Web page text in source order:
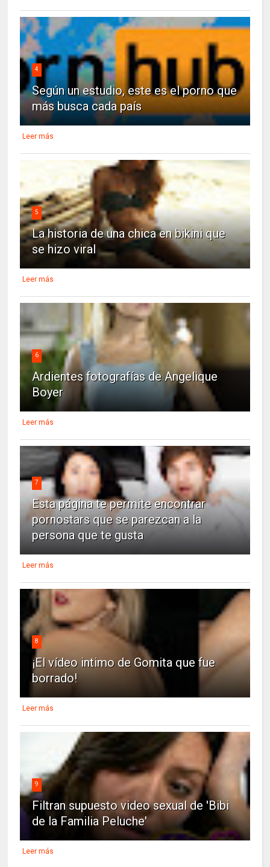
4
Según un estudio, este es el porno que
más busca cada país
Leer más
5
La historia de una chica en bikini que
se hizo viral
Leer más
6
Ardientes fotografías de Angelique
Boyer
Leer más
7
Esta página te permite encontrar
pornostars que se parezcan a la
persona que te gusta
Leer más
8
¡El vídeo intimo de Gomita que fue
borrado!
Leer más
9
Filtran supuesto video sexual de 'Bibi
de la Familia Peluche'
Leer más